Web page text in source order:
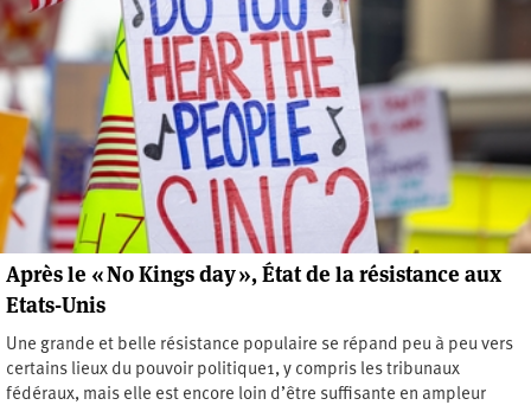
Après le « No Kings day », État de la résistance aux
Etats-Unis
Une grande et belle résistance populaire se répand peu à peu vers
certains lieux du pouvoir politique1, y compris les tribunaux
fédéraux, mais elle est encore loin d’être suffisante en ampleur